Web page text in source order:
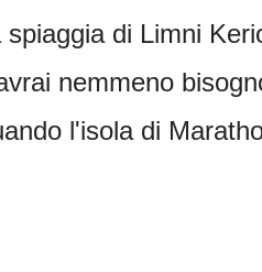
spiaggia di Limni
nemmeno
l'isola di